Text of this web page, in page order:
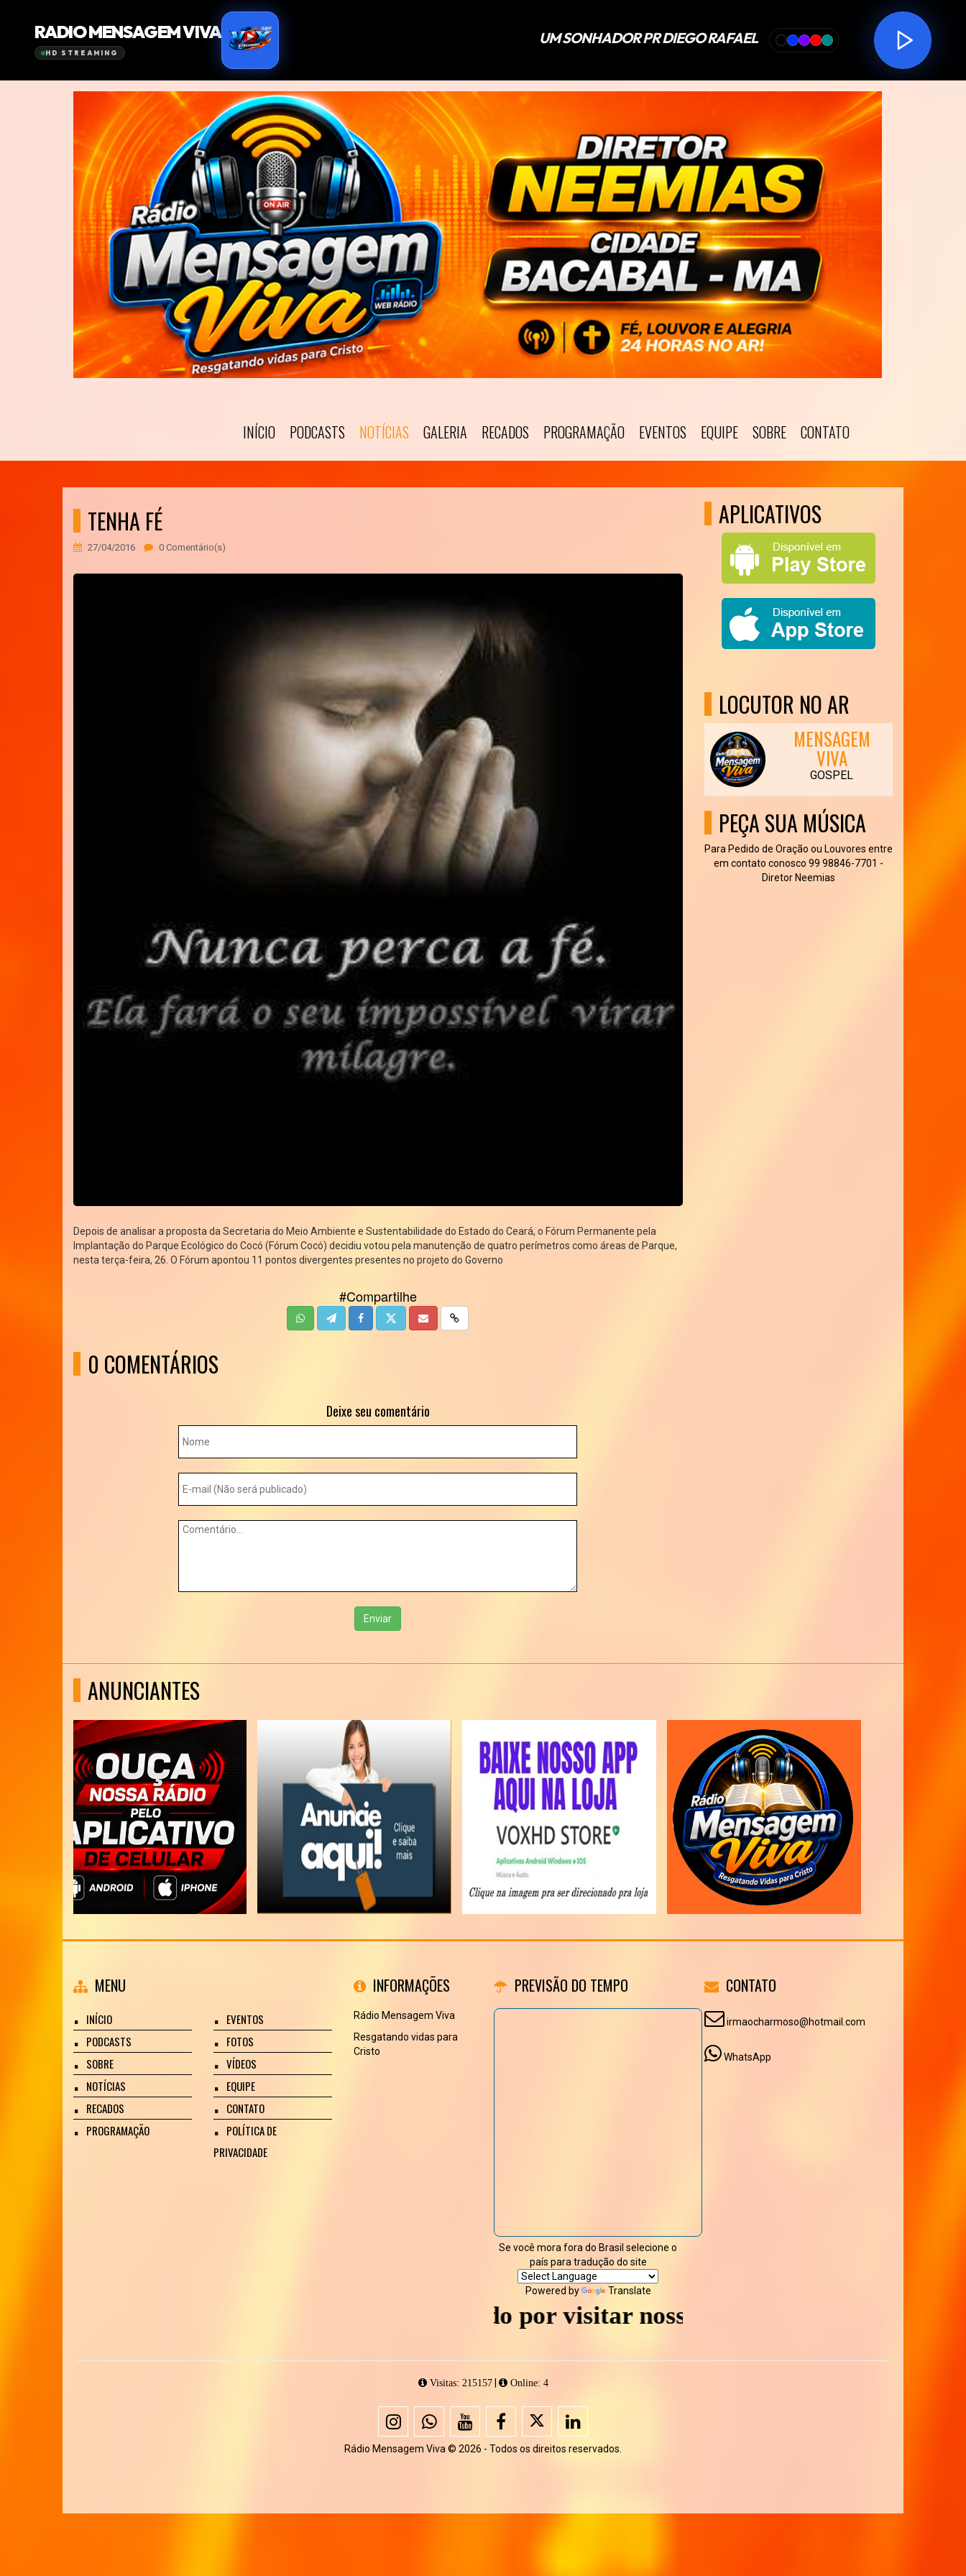
INÍCIO PODCASTS NOTÍCIAS GALERIA RECADOS PROGRAMAÇÃO EVENTOS EQUIPE SOBRE CONTATO
TENHA FÉ
27/04/2016 0 Comentário(s)
Depois de analisar a proposta da Secretaria do Meio Ambiente e Sustentabilidade do Estado do Ceará, o Fórum Permanente pela
Implantação do Parque Ecológico do Cocó (Fórum Cocó) decidiu votou pela manutenção de quatro perímetros como áreas de Parque,
nesta terça-feira, 26. O Fórum apontou 11 pontos divergentes presentes no projeto do Governo
#Compartilhe
0 COMENTÁRIOS
Deixe seu comentário
Enviar
APLICATIVOS
LOCUTOR NO AR
MENSAGEM
VIVA
GOSPEL
PEÇA SUA MÚSICA
Para Pedido de Oração ou Louvores entre
em contato conosco 99 98846-7701 -
Diretor Neemias
ANUNCIANTES
MENU
INÍCIO
PODCASTS
SOBRE
NOTÍCIAS
RECADOS
PROGRAMAÇÃO
EVENTOS
FOTOS
VÍDEOS
EQUIPE
CONTATO
POLÍTICA DE
PRIVACIDADE
INFORMAÇÕES
Rádio Mensagem Viva
Resgatando vidas para
Cristo
PREVISÃO DO TEMPO
Se você mora fora do Brasil selecione o
país para tradução do site
Powered by Translate
Obrigado por visitar nosso site - Volte sempre
CONTATO
irmaocharmoso@hotmail.com
WhatsApp
Visitas: 215157| Online: 4
Rádio Mensagem Viva © 2026 - Todos os direitos reservados.